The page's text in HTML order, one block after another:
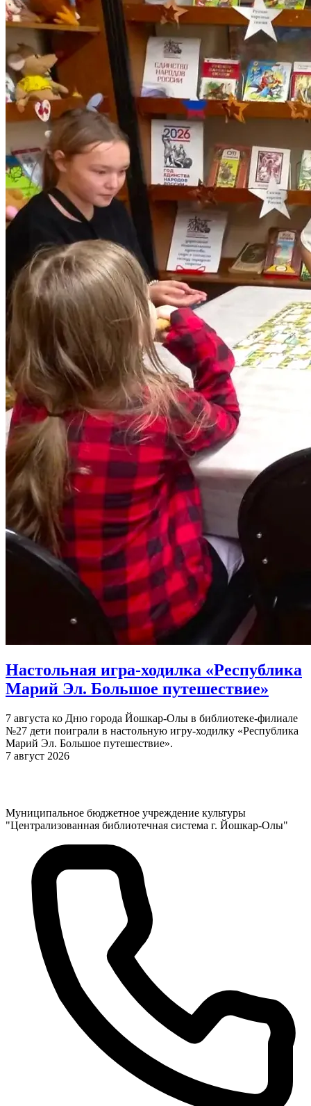
Настольная игра-ходилка «Республика
Марий Эл. Большое путешествие»
7 августа ко Дню города Йошкар-Олы в библиотеке-филиале
№27 дети поиграли в настольную игру-ходилку «Республика
Марий Эл. Большое путешествие».
7 август 2026
Муниципальное бюджетное учреждение культуры
"Централизованная библиотечная система г. Йошкар-Олы"